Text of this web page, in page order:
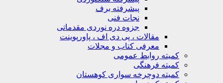
پیشرفته برف
نجات فنی
جزوه دره نوردی مقدماتی
مقالات ، پی دی اف ، پاورپوینت
معرفی کتاب و مجلات
کمیته روابط عمومی
کمیته فرهنگی
کمیته دوچرخه سواری کوهستان